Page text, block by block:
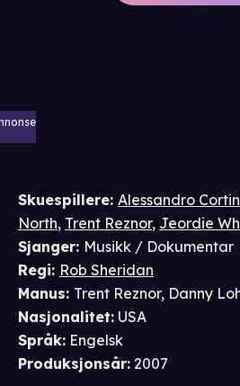
Skuespillere: Alessandro
North, Trent Reznor, Jeordie
Sjanger: Musikk / Dokumentar
Regi: Rob Sheridan
Manus: Trent Reznor, Danny
Nasjonalitet: USA
Språk: Engelsk
Produksjonsår: 2007